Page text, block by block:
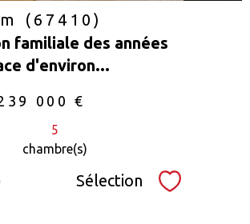
(67410)
familiale des années
d'environ...
000 €
5
chambre(s)
Sélection